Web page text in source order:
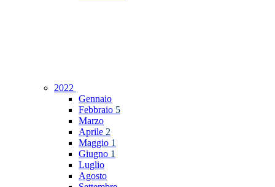
2022
Gennaio
Febbraio 5
Marzo
Aprile 2
Maggio 1
Giugno 1
Luglio
Agosto